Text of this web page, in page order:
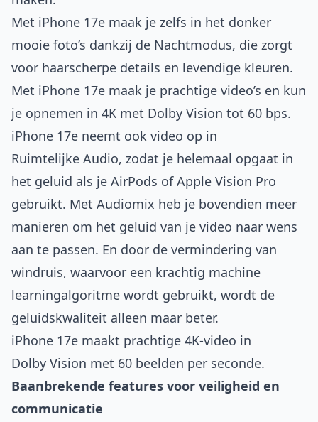
Met iPhone 17e maak je zelfs in het donker
mooie foto’s dankzij de Nachtmodus, die zorgt
voor haarscherpe details en levendige kleuren.
Met iPhone 17e maak je prachtige video’s en kun
je opnemen in 4K met Dolby Vision tot 60 bps.
iPhone 17e neemt ook video op in
Ruimtelijke Audio, zodat je helemaal opgaat in
het geluid als je AirPods of Apple Vision Pro
gebruikt. Met Audiomix heb je bovendien meer
manieren om het geluid van je video naar wens
aan te passen. En door de vermindering van
windruis, waarvoor een krachtig machine
learning­algoritme wordt gebruikt, wordt de
geluidskwaliteit alleen maar beter.
iPhone 17e maakt prachtige 4K-video in
Dolby Vision met 60 beelden per seconde.
Baanbrekende features voor veiligheid en
communicatie